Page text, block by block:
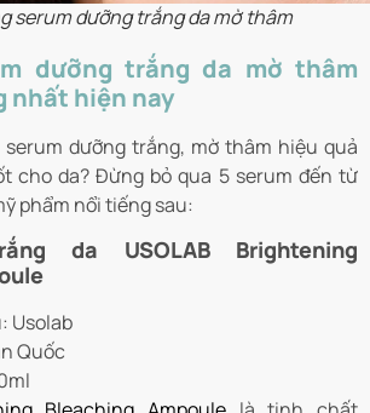
serum dưỡng trắng da mờ thâm
dưỡng trắng da mờ thâm
nhất hiện nay
dưỡng trắng, mờ thâm hiệu quả
cho da? Đừng bỏ qua 5 serum đến từ
phẩm nổi tiếng sau:
da USOLAB Brightening
Usolab
Quốc